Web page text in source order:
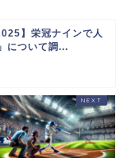
】栄冠ナインで人
について調...